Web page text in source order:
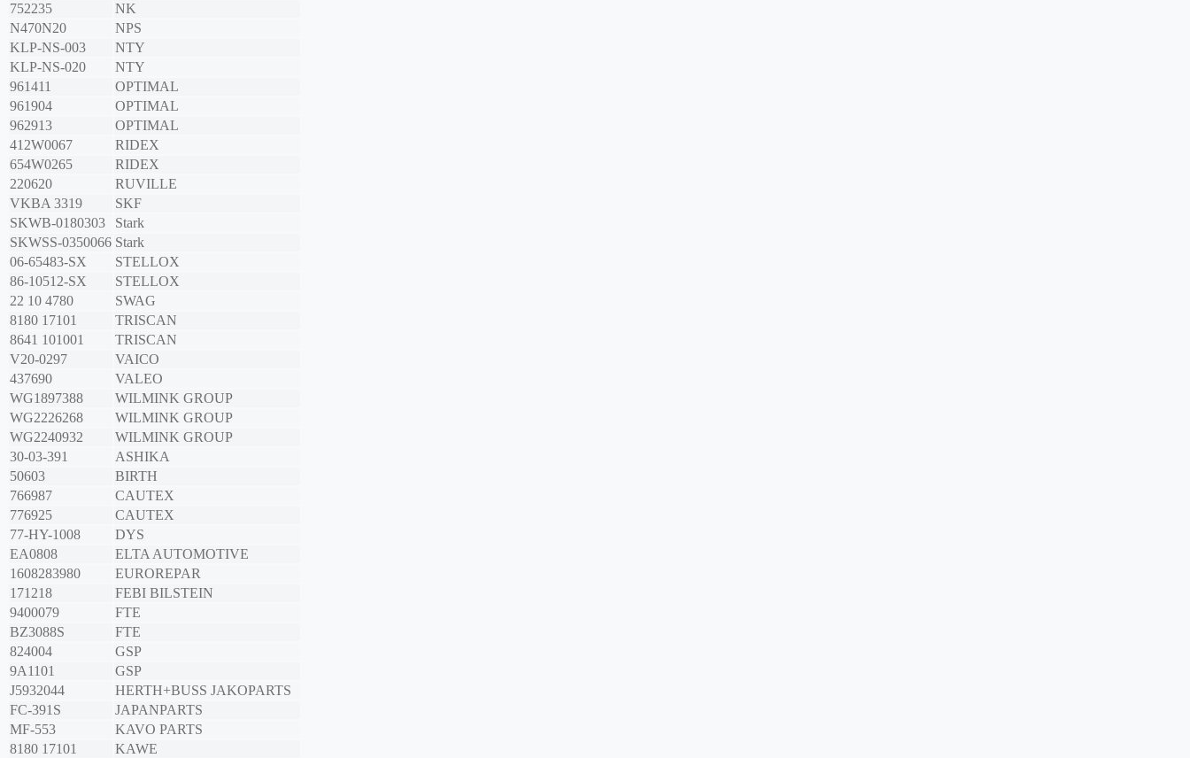
752235
NK
N470N20
NPS
KLP-NS-003
NTY
KLP-NS-020
NTY
961411
OPTIMAL
961904
OPTIMAL
962913
OPTIMAL
412W0067
RIDEX
654W0265
RIDEX
220620
RUVILLE
VKBA 3319
SKF
SKWB-0180303
Stark
SKWSS-0350066 Stark
06-65483-SX
STELLOX
86-10512-SX
STELLOX
22 10 4780
SWAG
8180 17101
TRISCAN
8641 101001
TRISCAN
V20-0297
VAICO
437690
VALEO
WG1897388
WILMINK GROUP
WG2226268
WILMINK GROUP
WG2240932
WILMINK GROUP
30-03-391
ASHIKA
50603
BIRTH
766987
CAUTEX
776925
CAUTEX
77-HY-1008
DYS
EA0808
ELTA AUTOMOTIVE
1608283980
EUROREPAR
171218
FEBI BILSTEIN
9400079
FTE
BZ3088S
FTE
824004
GSP
9A1101
GSP
J5932044
HERTH+BUSS JAKOPARTS
FC-391S
JAPANPARTS
MF-553
KAVO PARTS
8180 17101
KAWE